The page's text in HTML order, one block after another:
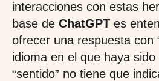
interacciones con estas
base de ChatGPT es
ofrecer una respuesta con
idioma en el que haya
“sentido” no tiene que